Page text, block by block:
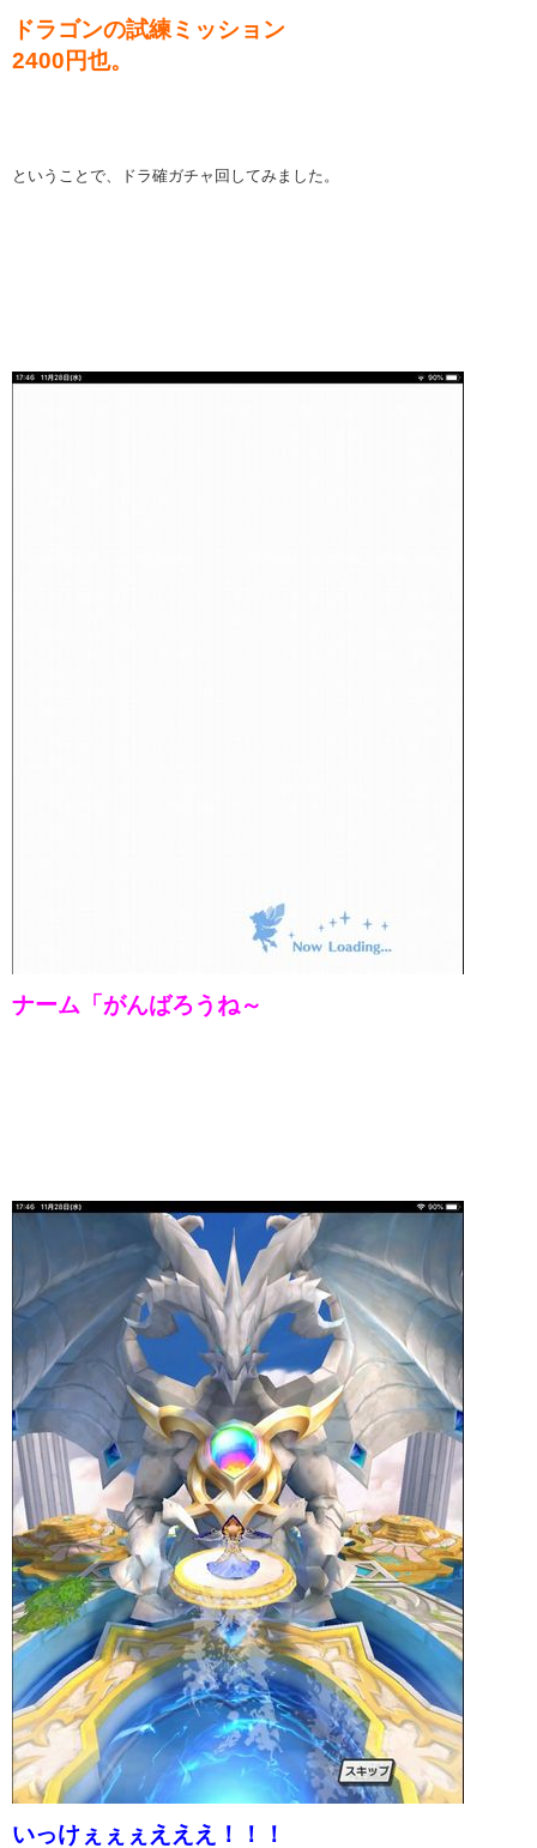
ドラゴンの試練ミッション
2400円也。
ということで、ドラ確ガチャ回してみました。
ナーム「がんばろうね～
いっけぇぇぇえええ！！！